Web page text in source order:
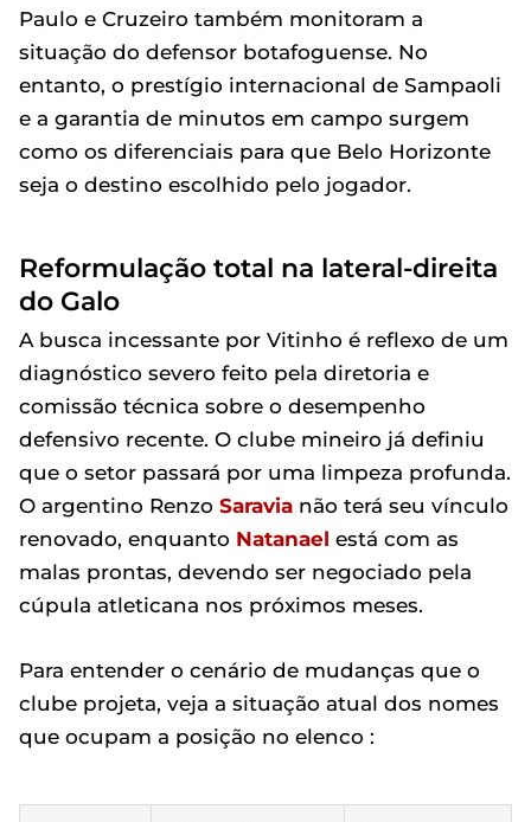
Paulo e Cruzeiro também monitoram a
situação do defensor botafoguense. No
entanto, o prestígio internacional de Sampaoli
e a garantia de minutos em campo surgem
como os diferenciais para que Belo Horizonte
seja o destino escolhido pelo jogador.
Reformulação total na lateral-direita
do Galo
A busca incessante por Vitinho é reflexo de um
diagnóstico severo feito pela diretoria e
comissão técnica sobre o desempenho
defensivo recente. O clube mineiro já definiu
que o setor passará por uma limpeza profunda.
O argentino Renzo Saravia não terá seu vínculo
renovado, enquanto Natanael está com as
malas prontas, devendo ser negociado pela
cúpula atleticana nos próximos meses.
Para entender o cenário de mudanças que o
clube projeta, veja a situação atual dos nomes
que ocupam a posição no elenco :